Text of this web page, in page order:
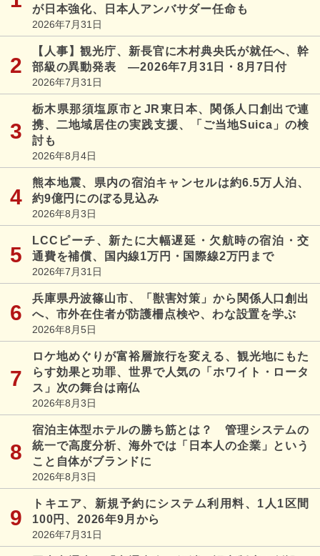
が日本強化、日本人アンバサダー任命も
2026年7月31日
【人事】観光庁、新長官に木村典央氏が就任へ、幹
部級の異動発表 ―2026年7月31日・8月7日付
2026年7月31日
栃木県那須塩原市とJR東日本、関係人口創出で連
携、二地域居住の実践支援、「ご当地Suica」の検
討も
2026年8月4日
熊本地震、県内の宿泊キャンセルは約6.5万人泊、
約9億円にのぼる見込み
2026年8月3日
LCCピーチ、新たに大幅遅延・欠航時の宿泊・交
通費を補償、国内線1万円・国際線2万円まで
2026年7月31日
兵庫県丹波篠山市、「獣害対策」から関係人口創出
へ、市外在住者が防護柵点検や、わな設置を学ぶ
2026年8月5日
ロケ地めぐりが富裕層旅行を変える、観光地にもた
らす効果と功罪、世界で人気の「ホワイト・ロータ
ス」次の舞台は南仏
2026年8月3日
宿泊主体型ホテルの勝ち筋とは？ 管理システムの
統一で高度分析、海外では「日本人の企業」という
こと自体がブランドに
2026年8月3日
トキエア、新規予約にシステム利用料、1人1区間
100円、2026年9月から
2026年7月31日